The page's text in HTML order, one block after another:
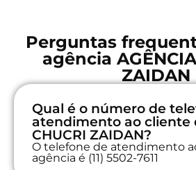
Perguntas
agência
ZAIDAN
Qual é o número de
atendimento ao cliente
CHUCRI ZAIDAN?
O telefone de atendimento
agência é (11) 5502-7611